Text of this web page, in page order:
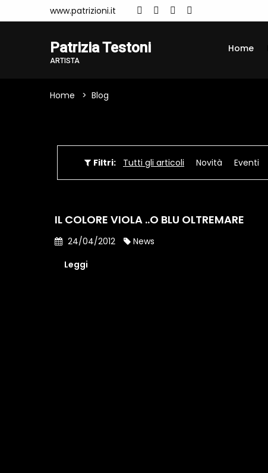
www.patrizioni.it
Patrizia Testoni
ARTISTA
Home
Home Blog
Filtri: Tutti gli articoli Novità Eventi
IL COLORE VIOLA ..O BLU OLTREMARE
24/04/2012
News
Leggi